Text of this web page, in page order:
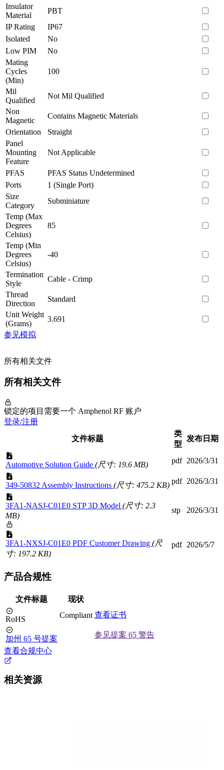
Insulator
Material
PBT
IP Rating
IP67
Isolated
No
Low PIM
No
Mating
Cycles
(Min)
100
Mil
Qualified
Not Mil Qualified
Non
Magnetic
Contains Magnetic Materials
Orientation
Straight
Panel
Mounting
Feature
Not Applicable
PFAS
PFAS Status Undetermined
Ports
1 (Single Port)
Size
Category
Subminiature
Temp (Max
Degrees
Celsius)
85
Temp (Min
Degrees
Celsius)
-40
Termination
Style
Cable - Crimp
Thread
Direction
Standard
Unit Weight
(Grams)
3.691
参见模拟
所有相关文件
所有相关文件
锁定的项目需要一个 Amphenol RF 账户
登录/注册
文件标题
类
型
发布日期
Automotive Solution Guide (尺寸: 19.6 MB) pdf 2026/3/31
349-50832 Assembly Instructions (尺寸: 475.2 KB) pdf 2026/3/31
3FA1-NASJ-C01E0 STP 3D Model (尺寸: 2.3
MB)
stp 2026/3/31
3FA1-NXSJ-C01E0 PDF Customer Drawing (尺
寸: 197.2 KB)
pdf 2026/5/7
产品合规性
文件标题 现状
RoHS Compliant 查看证书
加州 65 号提案
参见提案 65 警告
查看合规中心
相关资源